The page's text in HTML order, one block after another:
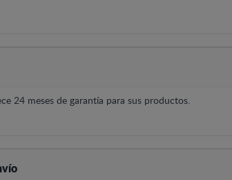
24 meses de garantía para sus productos.